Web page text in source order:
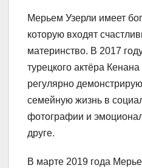
Мерьем Узерли имеет
которую входят
материнство. В 2017
турецкого актёра Кенана
регулярно
семейную жизнь в
фотографии и
друге.
В марте 2019 года